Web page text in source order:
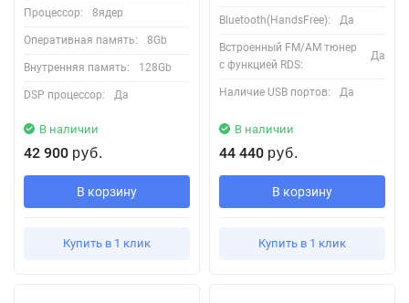
Процессор: 8ядер
Оперативная память: 8Gb
Внутренняя память: 128Gb
DSP процессор: Да
В наличии
42 900 руб.
В корзину
Купить в 1 клик
Bluetooth(HandsFree): Да
Встроенный FM/AM тюнер
с функцией RDS:
Да
Наличие USB портов: Да
В наличии
44 440 руб.
В корзину
Купить в 1 клик